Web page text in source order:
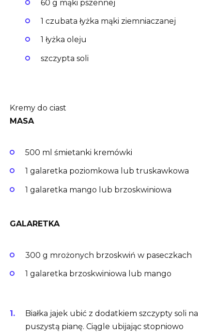
60 g mąki pszennej
1 czubata łyżka mąki ziemniaczanej
1 łyżka oleju
szczypta soli
Kremy do ciast
MASA
500 ml śmietanki kremówki
1 galaretka poziomkowa lub truskawkowa
1 galaretka mango lub brzoskwiniowa
GALARETKA
300 g mrożonych brzoskwiń w paseczkach
1 galaretka brzoskwiniowa lub mango
Białka jajek ubić z dodatkiem szczypty soli na
puszystą pianę. Ciągle ubijając stopniowo